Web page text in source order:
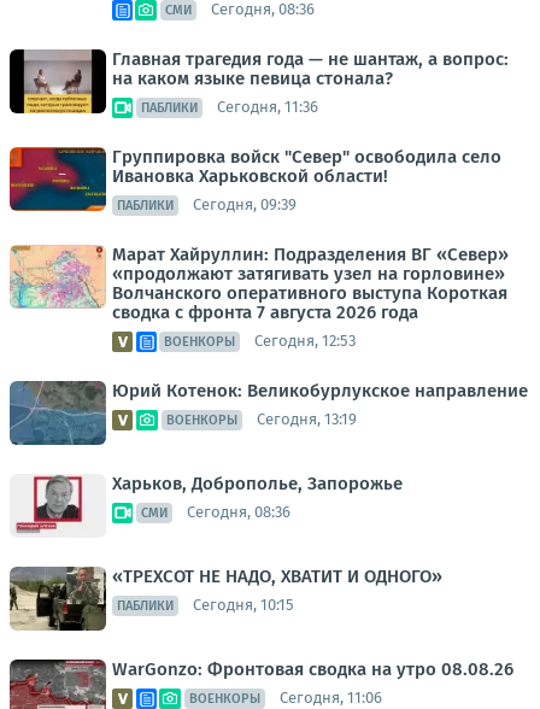
СМИ Сегодня, 08:36
Главная трагедия года — не шантаж, а вопрос:
на каком языке певица стонала?
ПАБЛИКИ Сегодня, 11:36
Группировка войск "Север" освободила село
Ивановка Харьковской области!
ПАБЛИКИ Сегодня, 09:39
Марат Хайруллин: Подразделения ВГ «Север»
«продолжают затягивать узел на горловине»
Волчанского оперативного выступа Короткая
сводка с фронта 7 августа 2026 года
ВОЕНКОРЫ Сегодня, 12:53
Юрий Котенок: Великобурлукское направление
ВОЕНКОРЫ Сегодня, 13:19
Харьков, Доброполье, Запорожье
СМИ Сегодня, 08:36
«ТРЕХСОТ НЕ НАДО, ХВАТИТ И ОДНОГО»
ПАБЛИКИ Сегодня, 10:15
WarGonzo: Фронтовая сводка на утро 08.08.26
ВОЕНКОРЫ Сегодня, 11:06